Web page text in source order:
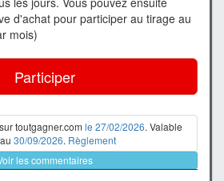
d'achat pour participer au tirage au
mois)
Participer
toutgagner.com le 27/02/2026. Valable
30/09/2026. Règlement
les commentaires